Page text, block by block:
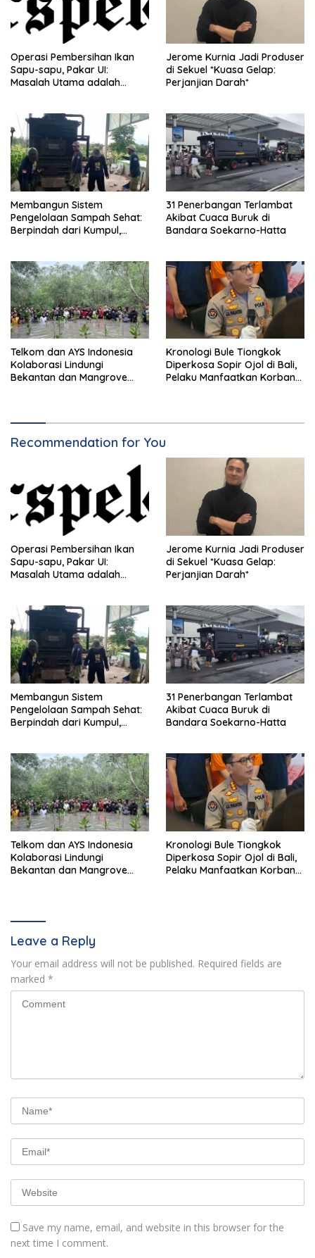
Operasi Pembersihan Ikan
Sapu-sapu, Pakar UI:
Masalah Utama adalah
Jerome Kurnia Jadi Produser
di Sekuel *Kuasa Gelap:
Perjanjian Darah*
Membangun Sistem
Pengelolaan Sampah Sehat:
Berpindah dari Kumpul,
31 Penerbangan Terlambat
Akibat Cuaca Buruk di
Bandara Soekarno-Hatta
Telkom dan AYS Indonesia
Kolaborasi Lindungi
Bekantan dan Mangrove
Kronologi Bule Tiongkok
Diperkosa Sopir Ojol di Bali,
Pelaku Manfaatkan Korban
Recommendation for You
Operasi Pembersihan Ikan
Sapu-sapu, Pakar UI:
Masalah Utama adalah
Jerome Kurnia Jadi Produser
di Sekuel *Kuasa Gelap:
Perjanjian Darah*
Membangun Sistem
Pengelolaan Sampah Sehat:
Berpindah dari Kumpul,
31 Penerbangan Terlambat
Akibat Cuaca Buruk di
Bandara Soekarno-Hatta
Telkom dan AYS Indonesia
Kolaborasi Lindungi
Bekantan dan Mangrove
Kronologi Bule Tiongkok
Diperkosa Sopir Ojol di Bali,
Pelaku Manfaatkan Korban
Leave a Reply
Your email address will not be published. Required fields are
marked *
Save my name, email, and website in this browser for the
next time I comment.